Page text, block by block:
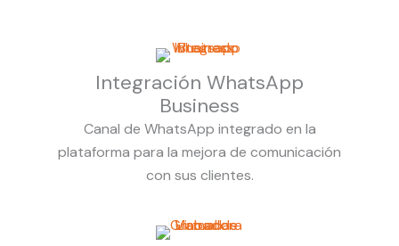
Integración WhatsApp
Business
Canal de WhatsApp integrado en la
plataforma para la mejora de comunicación
con sus clientes.